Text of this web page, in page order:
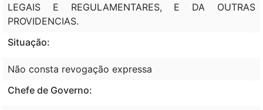
LEGAIS E REGULAMENTARES, E DA OUTRAS
PROVIDENCIAS.
Situação:
Não consta revogação expressa
Chefe de Governo: